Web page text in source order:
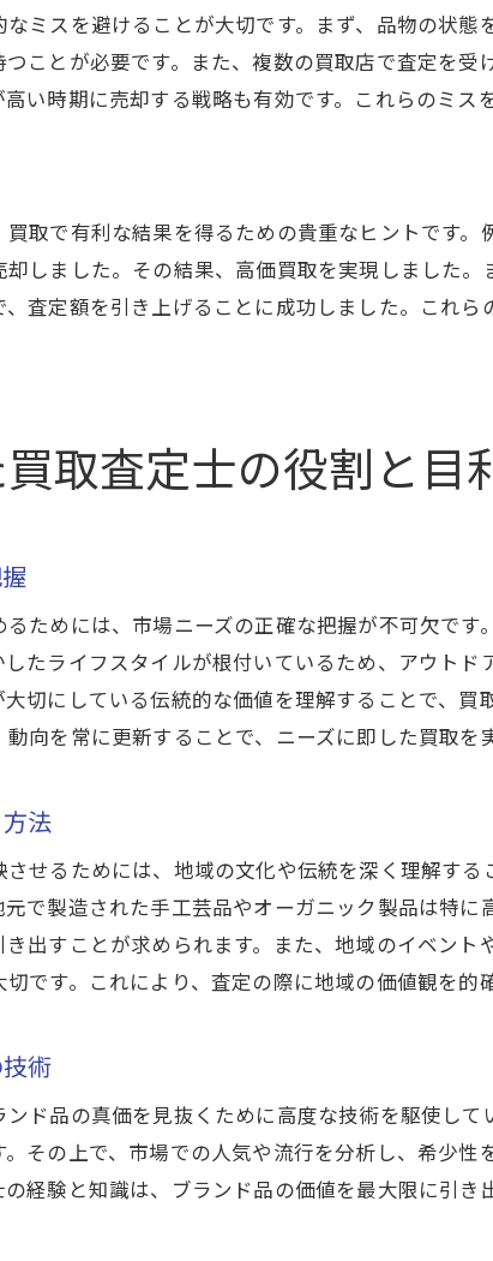
最適な売却時期の見極め方
複数査定を活用した価格比較
オンラインプラットフォームの活用
売却後のアフターサービスの重要性
査定士が語る買取査定の裏側！高価査定の実現方法
高価査定を実現するための努力
買取査定士が提案する高価買取を目指すための具体
査定前の商品の準備方法
査定時に質問すべき重要事項
顧客が知っておくべき市場知識
ミスを避けることが大切です。まず、品物の状
ことが必要です。また、複数の買取店で査定を
い時期に売却する戦略も有効です。これらのミス
取で有利な結果を得るための貴重なヒントです
しました。その結果、高価買取を実現しました
査定額を引き上げることに成功しました。これ
取査定士の役割と目
ためには、市場ニーズの正確な把握が不可欠で
たライフスタイルが根付いているため、アウト
切にしている伝統的な価値を理解することで、
向を常に更新することで、ニーズに即した買取を
法
せるためには、地域の文化や伝統を深く理解す
で製造された手工芸品やオーガニック製品は特
出すことが求められます。また、地域のイベン
です。これにより、査定の際に地域の価値観を的
術
ド品の真価を見抜くために高度な技術を駆使し
その上で、市場での人気や流行を分析し、希少
経験と知識は、ブランド品の価値を最大限に引き